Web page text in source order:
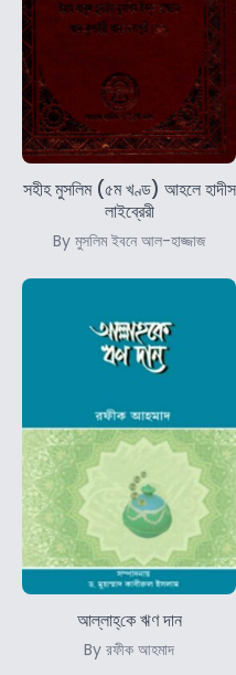
সহীহ মুসলিম (৫ম খণ্ড) আহলে হাদীস
লাইব্রেরী
By মুসলিম ইবনে আল-হাজ্জাজ
আল্লাহ্‌কে ঋণ দান
By রফীক আহমাদ